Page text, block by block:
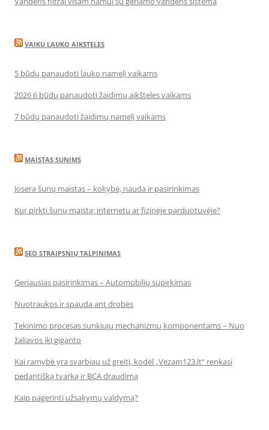
VAIKU LAUKO AIKSTELES
5 būdų panaudoti lauko namelį vaikams
2026 6 būdų panaudoti žaidimų aikšteles vaikams
7 būdų panaudoti žaidimų namelį vaikams
MAISTAS SUNIMS
Josera šunų maistas – kokybė, nauda ir pasirinkimas
Kur pirkti šunų maistą: internetu ar fizinėje parduotuvėje?
SEO STRAIPSNIŲ TALPINIMAS
Geriausias pasirinkimas – Automobilių supirkimas
Nuotraukos ir spauda ant drobės
Tekinimo procesas sunkiųjų mechanizmų komponentams – Nuo
žaliavos iki giganto
Kai ramybė yra svarbiau už greitį, kodėl „Vezam123.lt“ renkasi
pedantišką tvarką ir BCA draudimą
Kaip pagerinti užsakymų valdymą?